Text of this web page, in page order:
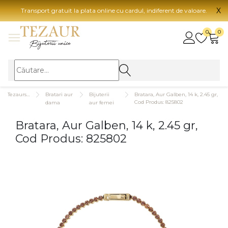
Transport gratuit la plata online cu cardul, indiferent de valoare. X
0 0
BIJUTERII
BIJUTERII FEMEI
Inele
Bratari
BIJUTERII BARBATI
Bratari aur
dama
Bijuterii
aur femei
Bratara, Aur Galben, 14 k, 2.45 gr,
Cod Produs: 825802
Bratara, Aur Galben, 14 k, 2.45 gr,
Cod Produs: 825802